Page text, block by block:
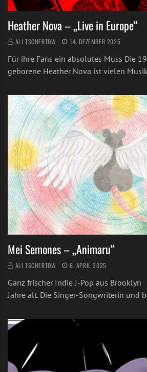
Heather Nova – „Live in Europe“
ALI TSCHERTOW 14. DEZEMBER 2025
Für ihre Fans ein absolutes Muss Die
geborene Heather Nova ist vielen
Mei Semones – „Animaru“
ALI TSCHERTOW 6. APRIL 2025
Ganz frischer Indie J-Pop aus
Jahre alt. Die Singer-Songwriterin und